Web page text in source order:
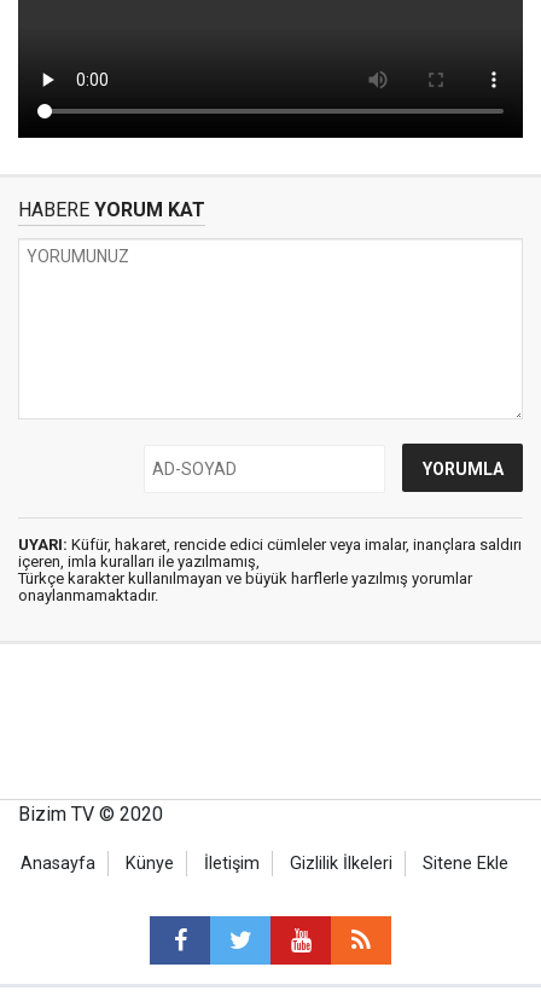
HABERE YORUM KAT
UYARI: Küfür, hakaret, rencide edici cümleler veya imalar, inançlara saldırı
içeren, imla kuralları ile yazılmamış,
Türkçe karakter kullanılmayan ve büyük harflerle yazılmış yorumlar
onaylanmamaktadır.
Bizim TV © 2020
Anasayfa Künye İletişim Gizlilik İlkeleri Sitene Ekle